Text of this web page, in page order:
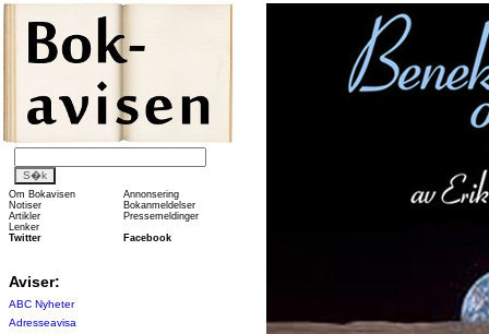
Om Bokavisen
Annonsering
Notiser
Bokanmeldelser
Artikler
Pressemeldinger
Lenker
Twitter
Facebook
Aviser:
ABC Nyheter
Adresseavisa